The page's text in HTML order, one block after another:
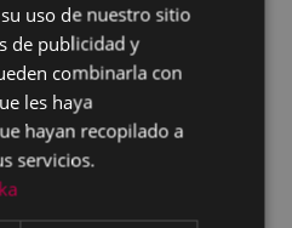
Ituiño.
espectáculo,
uso de nuestro sitio
de publicidad y
combinarla con
les haya
hayan recopilado a
servicios.